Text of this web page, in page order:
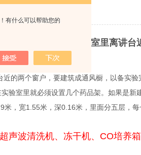
有什么可以帮助您的
击次数：4146
室的房屋建筑。实验室里离讲
两个窗户，要建筑成通风橱，以备实验
验室里就必须设置几个药品架。如果是新
，宽1.55米，深0.16米，里面分五层，
声波清洗机、冻干机、CO培养